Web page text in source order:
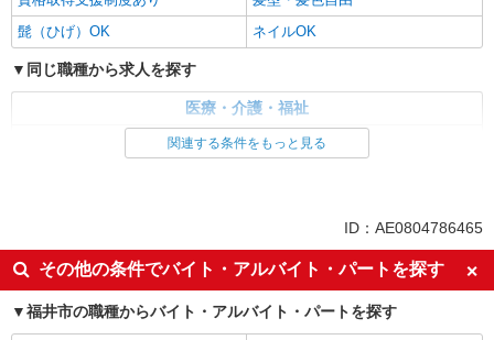
髭（ひげ）OK
ネイルOK
同じ職種から求人を探す
医療・介護・福祉
サービス提供責任者・ソーシャルワーカー
副業・WワークOK
交通費支給
社会保険あり
産休・育休取得実績あり
社員登用あり
関連する条件をもっと見る
ID：AE0804786465
その他の条件でバイト・アルバイト・パートを探す
福井市の職種からバイト・アルバイト・パートを探す